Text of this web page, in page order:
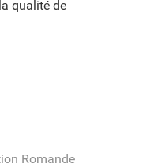
qualité de
Romande